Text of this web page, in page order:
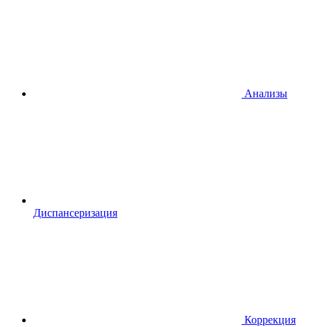
Анализы
Диспансеризация
Коррекция